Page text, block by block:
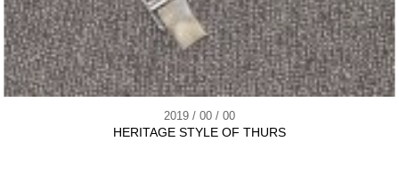
2019 / 00 / 00
HERITAGE STYLE OF THURS